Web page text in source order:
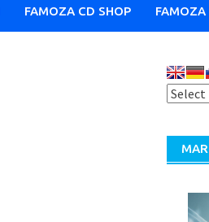
FAMOZA CD SHOP FAMOZA